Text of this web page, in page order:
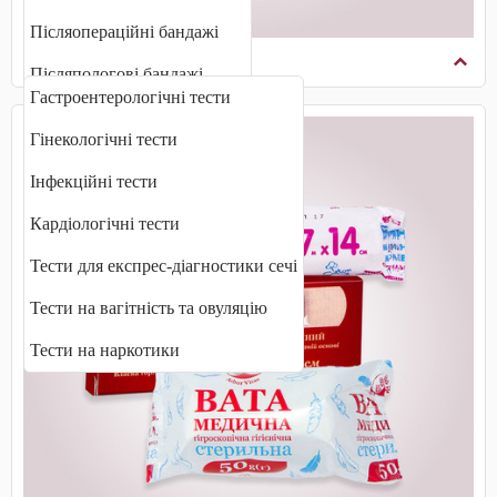
Післяопераційні бандажі
Післяпологові бандажі
Гастроентерологічні тести
Гінекологічні тести
Інфекційні тести
Кардіологічні тести
Тести для експрес-діагностики сечі
Тести на вагітність та овуляцію
Тести на наркотики